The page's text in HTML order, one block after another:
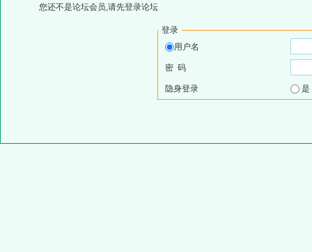
您还不是论坛会员,请先登录论坛
登录
用户名
密 码
隐身登录